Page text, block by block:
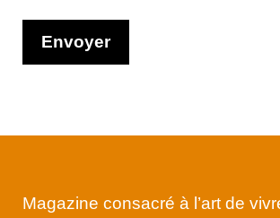
Magazine consacré à l’art de